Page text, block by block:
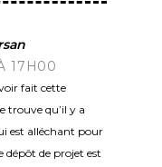
17H00
fait cette
trouve qu’il y a
est alléchant pour
dépôt de projet est